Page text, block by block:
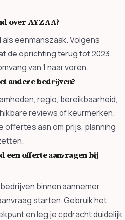
over AYZAA?
eenmanszaak. Volgens
de oprichting terug tot 2023.
van 1 naar voren.
andere bedrijven?
regio, bereikbaarheid,
reviews of keurmerken.
offertes aan om prijs, planning
een offerte aanvragen bij
binnen aannemer
starten. Gebruik het
en leg je opdracht duidelijk